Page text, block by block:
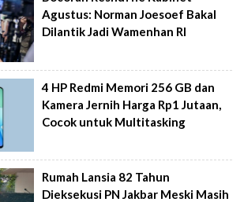
Agustus: Norman Joesoef Bakal
Dilantik Jadi Wamenhan RI
4 HP Redmi Memori 256 GB dan
Kamera Jernih Harga Rp1 Jutaan,
Cocok untuk Multitasking
Rumah Lansia 82 Tahun
Dieksekusi PN Jakbar Meski Masih